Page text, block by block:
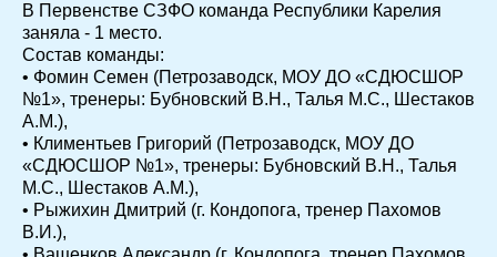
В Первенстве СЗФО команда Республики Карелия
заняла - 1 место.
Состав команды:
• Фомин Семен (Петрозаводск, МОУ ДО «СДЮСШОР
№1», тренеры: Бубновский В.Н., Талья М.С., Шестаков
А.М.),
• Климентьев Григорий (Петрозаводск, МОУ ДО
«СДЮСШОР №1», тренеры: Бубновский В.Н., Талья
М.С., Шестаков А.М.),
• Рыжихин Дмитрий (г. Кондопога, тренер Пахомов
В.И.),